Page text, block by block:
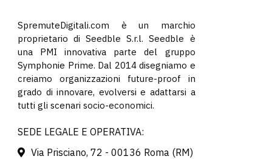
SpremuteDigitali.com è un marchio
proprietario di Seedble S.r.l. Seedble è
una PMI innovativa parte del gruppo
Symphonie Prime. Dal 2014 disegniamo e
creiamo organizzazioni future-proof in
grado di innovare, evolversi e adattarsi a
tutti gli scenari socio-economici.
SEDE LEGALE E OPERATIVA:
Via Prisciano, 72 - 00136 Roma (RM)